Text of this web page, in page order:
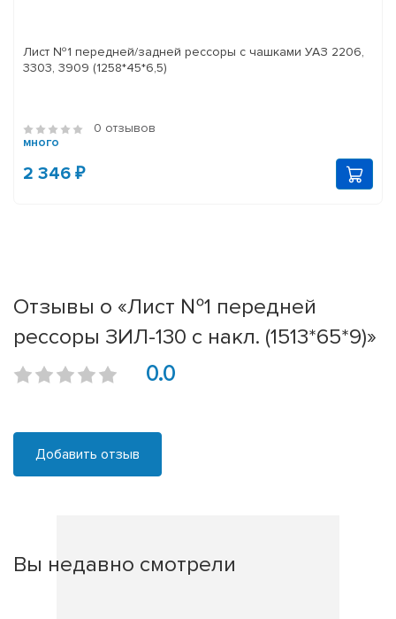
Лист №1 передней/задней рессоры с чашками УАЗ 2206,
3303, 3909 (1258*45*6,5)
0 отзывов
много
2 346 ₽
Отзывы о «Лист №1 передней
рессоры ЗИЛ-130 с накл. (1513*65*9)»
0.0
Добавить отзыв
Вы недавно смотрели